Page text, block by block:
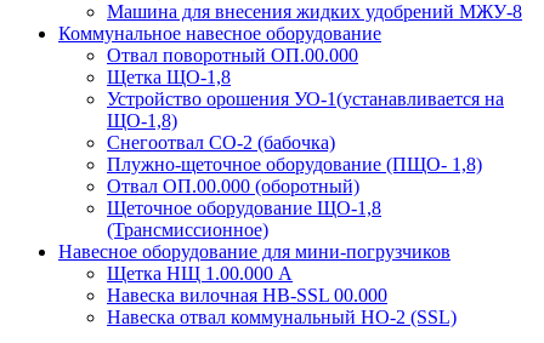
Машина для внесения жидких удобрений МЖУ-8
Коммунальное навесное оборудование
Отвал поворотный ОП.00.000
Щетка ЩО-1,8
Устройство орошения УО-1(устанавливается на
ЩО-1,8)
Снегоотвал СО-2 (бабочка)
Плужно-щеточное оборудование (ПЩО- 1,8)
Отвал ОП.00.000 (оборотный)
Щеточное оборудование ЩО-1,8
(Трансмиссионное)
Навесное оборудование для мини-погрузчиков
Щетка НЩ 1.00.000 А
Навеска вилочная НВ-SSL 00.000
Навеска отвал коммунальный НО-2 (SSL)